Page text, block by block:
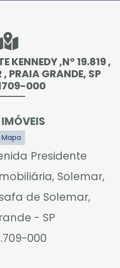
KENNEDY ,Nº 19.819 ,
PRAIA GRANDE, SP
000
Mapa
Presidente
Solemar,
de Solemar,
- SP
000